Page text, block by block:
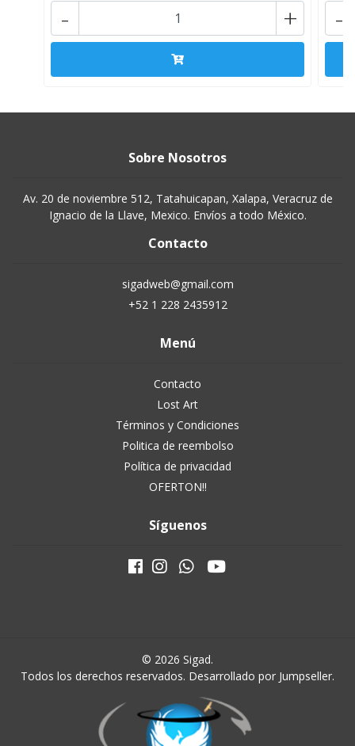
+
- -
Sobre Nosotros
Av. 20 de noviembre 512, Tatahuicapan, Xalapa, Veracruz de
Ignacio de la Llave, Mexico. Envíos a todo México.
Contacto
sigadweb@gmail.com
+52 1 228 2435912
Menú
Contacto
Lost Art
Términos y Condiciones
Politica de reembolso
Política de privacidad
OFERTON!!
Síguenos
© 2026 Sigad.
Todos los derechos reservados. Desarrollado por Jumpseller.